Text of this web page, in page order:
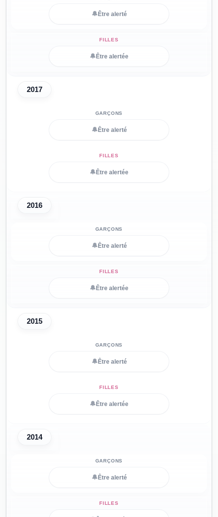
🔔 Être alerté
🔔 Être alertée
2017
🔔 Être alerté
🔔 Être alertée
2016
🔔 Être alerté
🔔 Être alertée
2015
🔔 Être alerté
🔔 Être alertée
2014
🔔 Être alerté